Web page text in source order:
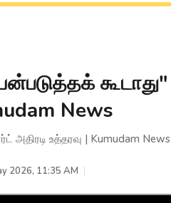
கூடாது"
News
உத்தரவு | Kumudam News
2026, 11:35 AM